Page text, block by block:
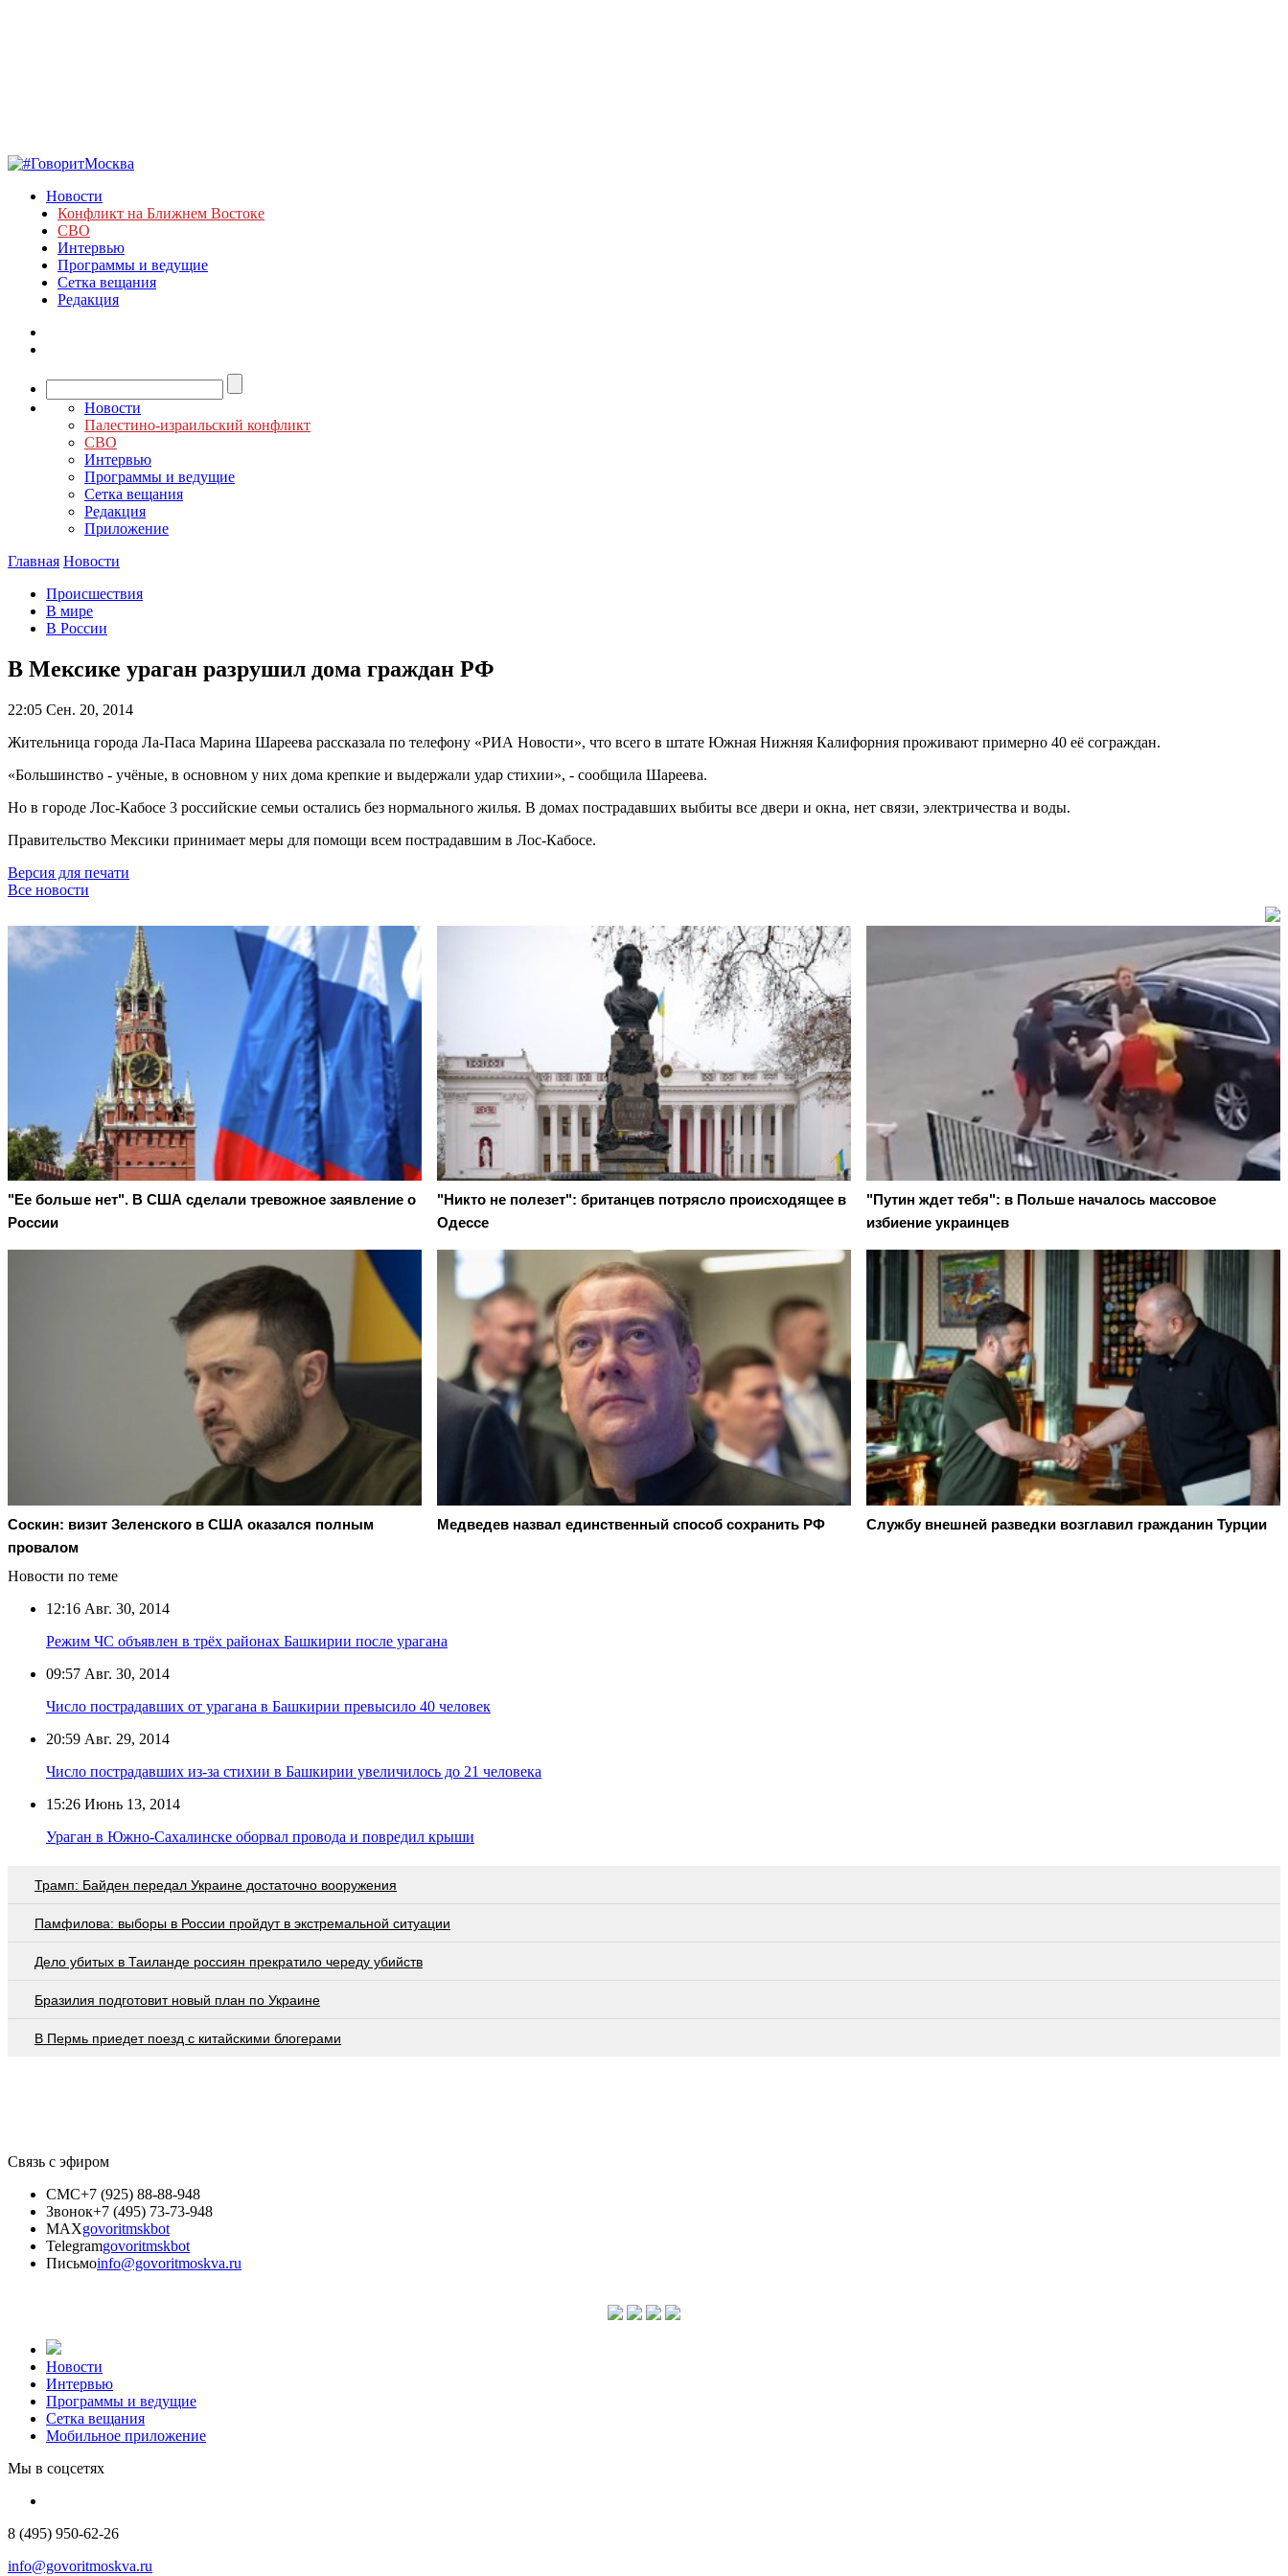
Новости
Конфликт на Ближнем Востоке
СВО
Интервью
Программы и ведущие
Сетка вещания
Редакция
Новости
Палестино-израильский конфликт
СВО
Интервью
Программы и ведущие
Сетка вещания
Редакция
Приложение
Главная Новости
Происшествия
В мире
В России
В Мексике ураган разрушил дома граждан РФ
22:05 Сен. 20, 2014
Жительница города Ла-Паса Марина Шареева рассказала по телефону «РИА Новости», что всего в штате Южная Нижняя Калифорния проживают примерно 40 её сограждан.
«Большинство - учёные, в основном у них дома крепкие и выдержали удар стихии», - сообщила Шареева.
Но в городе Лос-Кабосе 3 российские семьи остались без нормального жилья. В домах пострадавших выбиты все двери и окна, нет связи, электричества и воды.
Правительство Мексики принимает меры для помощи всем пострадавшим в Лос-Кабосе.
Версия для печати
Все новости
"Ее больше нет". В США сделали тревожное заявление о
России
"Никто не полезет": британцев потрясло происходящее в
Одессе
"Путин ждет тебя": в Польше началось массовое
избиение украинцев
Соскин: визит Зеленского в США оказался полным
провалом
Медведев назвал единственный способ сохранить РФ Службу внешней разведки возглавил гражданин Турции
Новости по теме
12:16 Авг. 30, 2014
Режим ЧС объявлен в трёх районах Башкирии после урагана
09:57 Авг. 30, 2014
Число пострадавших от урагана в Башкирии превысило 40 человек
20:59 Авг. 29, 2014
Число пострадавших из-за стихии в Башкирии увеличилось до 21 человека
15:26 Июнь 13, 2014
Ураган в Южно-Сахалинске оборвал провода и повредил крыши
Трамп: Байден передал Украине достаточно вооружения
Памфилова: выборы в России пройдут в экстремальной ситуации
Дело убитых в Таиланде россиян прекратило череду убийств
Бразилия подготовит новый план по Украине
В Пермь приедет поезд с китайскими блогерами
Связь с эфиром
СМС+7 (925) 88-88-948
Звонок+7 (495) 73-73-948
MAXgovoritmskbot
Telegramgovoritmskbot
Письмоinfo@govoritmoskva.ru
Новости
Интервью
Программы и ведущие
Сетка вещания
Мобильное приложение
Мы в соцсетях
8 (495) 950-62-26
info@govoritmoskva.ru